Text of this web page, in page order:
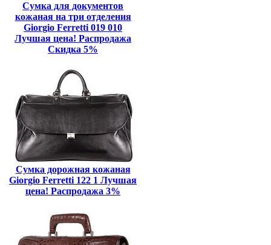
Сумка для документов
кожаная на три отделения
Giorgio Ferretti 019 010
Лучшая цена! Распродажа
Скидка 5%
Сумка дорожная кожаная
Giorgio Ferretti 122 1 Лучшая
цена! Распродажа 3%